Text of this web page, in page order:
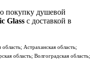
покупку душевой
Glass с доставкой в
Астраханская область;
область; Волгоградская область;